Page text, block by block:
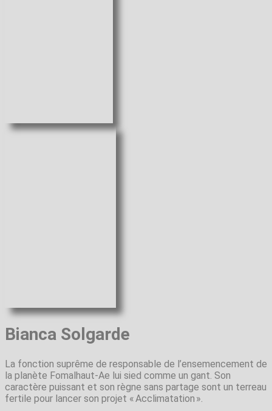
Bianca Solgarde
La fonction suprême de responsable de l’ensemencement de
la planète Fomalhaut-Ae lui sied comme un gant. Son
caractère puissant et son règne sans partage sont un terreau
fertile pour lancer son projet « Acclimatation ».